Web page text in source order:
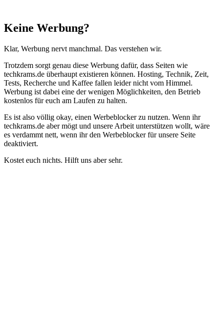
Schließen
Keine Werbung?
Klar, Werbung nervt manchmal. Das verstehen wir.
Trotzdem sorgt genau diese Werbung dafür, dass Seiten wie
techkrams.de überhaupt existieren können. Hosting, Technik, Zeit,
Tests, Recherche und Kaffee fallen leider nicht vom Himmel.
Werbung ist dabei eine der wenigen Möglichkeiten, den Betrieb
kostenlos für euch am Laufen zu halten.
Es ist also völlig okay, einen Werbeblocker zu nutzen. Wenn ihr
techkrams.de aber mögt und unsere Arbeit unterstützen wollt, wäre
es verdammt nett, wenn ihr den Werbeblocker für unsere Seite
deaktiviert.
Kostet euch nichts. Hilft uns aber sehr.